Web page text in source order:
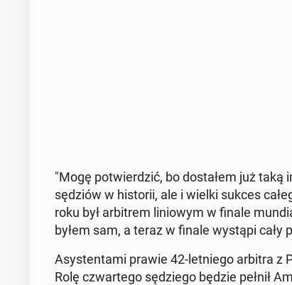
"Mogę po­twier­dzić, bo do­sta­łem już
sędziów w hi­sto­rii, ale i wielki sukces
roku był ar­bi­trem li­nio­wym w finale
byłem sam, a teraz w finale wystąpi cały
Asy­sten­ta­mi prawie 42-let­nie­go arbitra z
Rolę czwar­te­go sę­dzie­go będzie pełnił